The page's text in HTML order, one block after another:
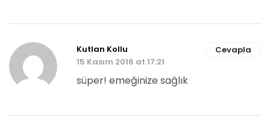
Cevapla
Kutlan Kollu
15 Kasım 2016 at 17:21
süper! emeğinize sağlık